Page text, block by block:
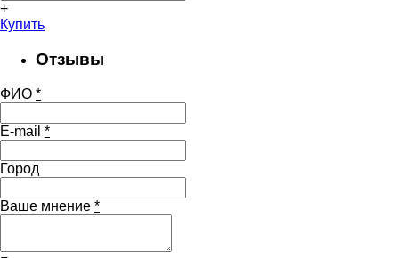
+
Купить
Отзывы
ФИО *
E-mail *
Город
Ваше мнение *